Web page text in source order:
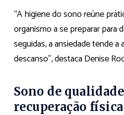
“A higiene do sono reúne
organismo a se preparar para
seguidas, a ansiedade tende a
descanso”, destaca Denise
Sono de
recuperação